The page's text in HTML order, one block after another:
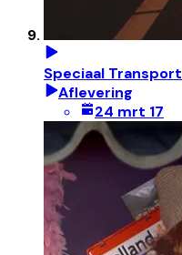
Speciaal Transport
Aflevering
24 mrt 17